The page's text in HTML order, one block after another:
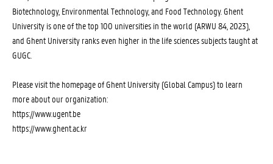
Biotechnology, Environmental Technology, and Food Technology. Ghent
University is one of the top 100 universities in the world (ARWU 84, 2023),
and Ghent University ranks even higher in the life sciences subjects taught at
GUGC.
Please visit the homepage of Ghent University (Global Campus) to learn
more about our organization:
https://www.ugent.be
https://www.ghent.ac.kr